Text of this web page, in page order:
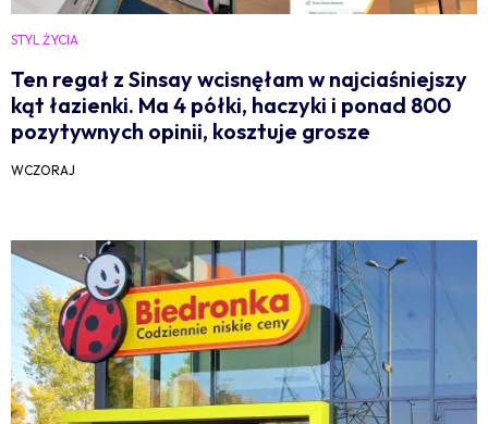
STYL ŻYCIA
Ten regał z Sinsay wcisnęłam w najciaśniejszy
kąt łazienki. Ma 4 półki, haczyki i ponad 800
pozytywnych opinii, kosztuje grosze
WCZORAJ